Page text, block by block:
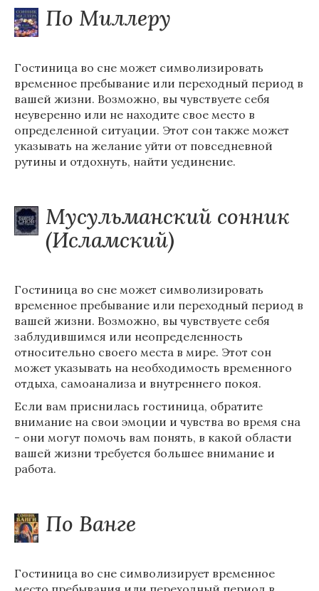
По Миллеру
Гостиница во сне может символизировать
временное пребывание или переходный период в
вашей жизни. Возможно, вы чувствуете себя
неуверенно или не находите свое место в
определенной ситуации. Этот сон также может
указывать на желание уйти от повседневной
рутины и отдохнуть, найти уединение.
Мусульманский сонник
(Исламский)
Гостиница во сне может символизировать
временное пребывание или переходный период в
вашей жизни. Возможно, вы чувствуете себя
заблудившимся или неопределенность
относительно своего места в мире. Этот сон
может указывать на необходимость временного
отдыха, самоанализа и внутреннего покоя.
Если вам приснилась гостиница, обратите
внимание на свои эмоции и чувства во время сна
- они могут помочь вам понять, в какой области
вашей жизни требуется большее внимание и
работа.
По Ванге
Гостиница во сне символизирует временное